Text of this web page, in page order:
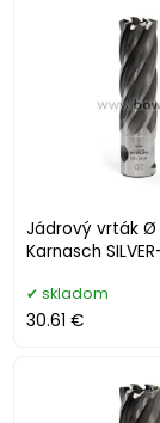
Jádrový vrták Ø
Karnasch
skladom
30.61 €